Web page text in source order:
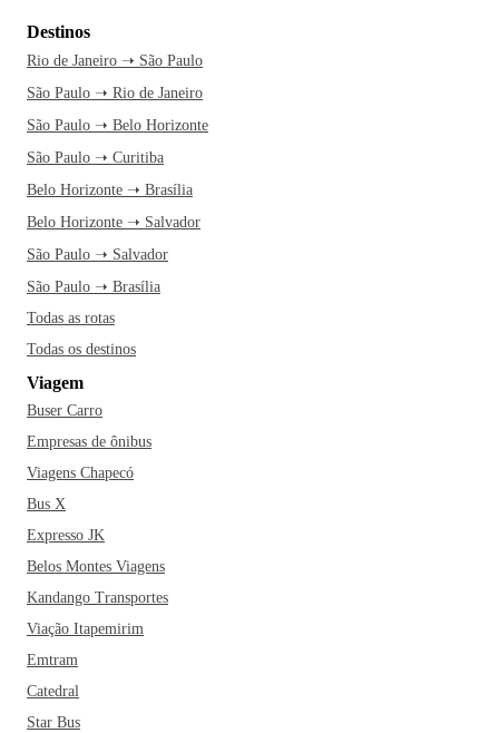
Destinos
Rio de Janeiro ➝ São Paulo
São Paulo ➝ Rio de Janeiro
São Paulo ➝ Belo Horizonte
São Paulo ➝ Curitiba
Belo Horizonte ➝ Brasília
Belo Horizonte ➝ Salvador
São Paulo ➝ Salvador
São Paulo ➝ Brasília
Todas as rotas
Todas os destinos
Viagem
Buser Carro
Empresas de ônibus
Viagens Chapecó
Bus X
Expresso JK
Belos Montes Viagens
Kandango Transportes
Viação Itapemirim
Emtram
Catedral
Star Bus